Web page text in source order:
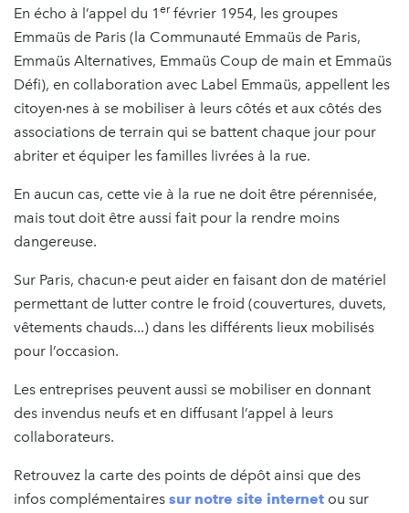
En écho à l’appel du 1 erfévrier 1954, les groupes
Emmaüs de Paris (la Communauté Emmaüs de Paris,
Emmaüs Alternatives, Emmaüs Coup de main et Emmaüs
Défi), en collaboration avec Label Emmaüs, appellent les
citoyen‧nes à se mobiliser à leurs côtés et aux côtés des
associations de terrain qui se battent chaque jour pour
abriter et équiper les familles livrées à la rue.
En aucun cas, cette vie à la rue ne doit être pérennisée,
mais tout doit être aussi fait pour la rendre moins
dangereuse.
Sur Paris, chacun‧e peut aider en faisant don de matériel
permettant de lutter contre le froid (couvertures, duvets,
vêtements chauds...) dans les différents lieux mobilisés
pour l’occasion.
Les entreprises peuvent aussi se mobiliser en donnant
des invendus neufs et en diffusant l’appel à leurs
collaborateurs.
Retrouvez la carte des points de dépôt ainsi que des
infos complémentaires sur notre site internet ou sur